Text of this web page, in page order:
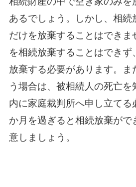
あるでしょう。しかし、相続
だけを放棄することはできま
を相続放棄することはできず
放棄する必要があります。ま
う場合は、被相続人の死亡を
内に家庭裁判所へ申し立てる
か月を過ぎると相続放棄がで
意しましょう。